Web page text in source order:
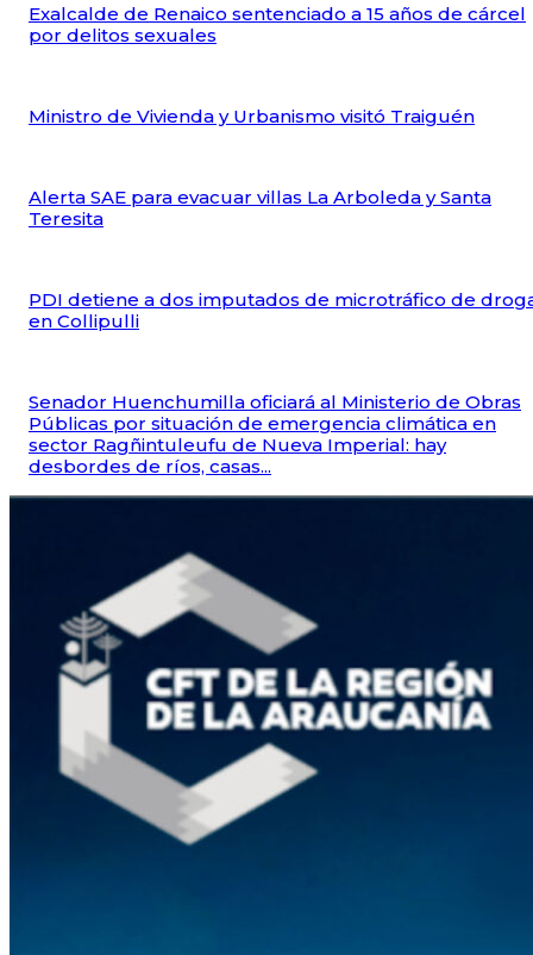
Exalcalde de Renaico sentenciado a 15 años de cárcel
por delitos sexuales
Ministro de Vivienda y Urbanismo visitó Traiguén
Alerta SAE para evacuar villas La Arboleda y Santa
Teresita
PDI detiene a dos imputados de microtráfico de
en Collipulli
Senador Huenchumilla oficiará al Ministerio de Obras
Públicas por situación de emergencia climática en
sector Ragñintuleufu de Nueva Imperial: hay
desbordes de ríos, casas...